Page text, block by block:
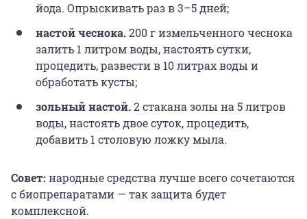
йода. Опрыскивать раз в 3–5 дней;
настой чеснока.200 гизмельченного чеснока
залить 1 литром воды, настоять сутки,
процедить, развести в 10 литрах воды и
обработать кусты;
зольный настой.2 стакана золы на 5 литров
воды, настоять двое суток, процедить,
добавить 1 столовую ложку мыла.
Совет: народные средства лучше всего сочетаются
с биопрепаратами — так защита будет
комплексной.